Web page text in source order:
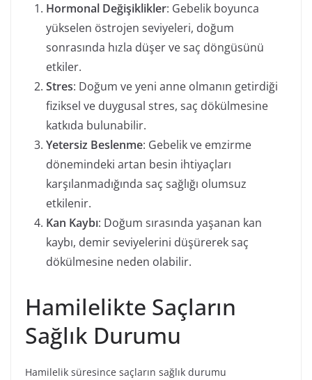
Hormonal Değişiklikler: Gebelik boyunca
yükselen östrojen seviyeleri, doğum
sonrasında hızla düşer ve saç döngüsünü
etkiler.
Stres: Doğum ve yeni anne olmanın getirdiği
fiziksel ve duygusal stres, saç dökülmesine
katkıda bulunabilir.
Yetersiz Beslenme: Gebelik ve emzirme
dönemindeki artan besin ihtiyaçları
karşılanmadığında saç sağlığı olumsuz
etkilenir.
Kan Kaybı: Doğum sırasında yaşanan kan
kaybı, demir seviyelerini düşürerek saç
dökülmesine neden olabilir.
Hamilelikte Saçların
Sağlık Durumu
Hamilelik süresince saçların sağlık durumu